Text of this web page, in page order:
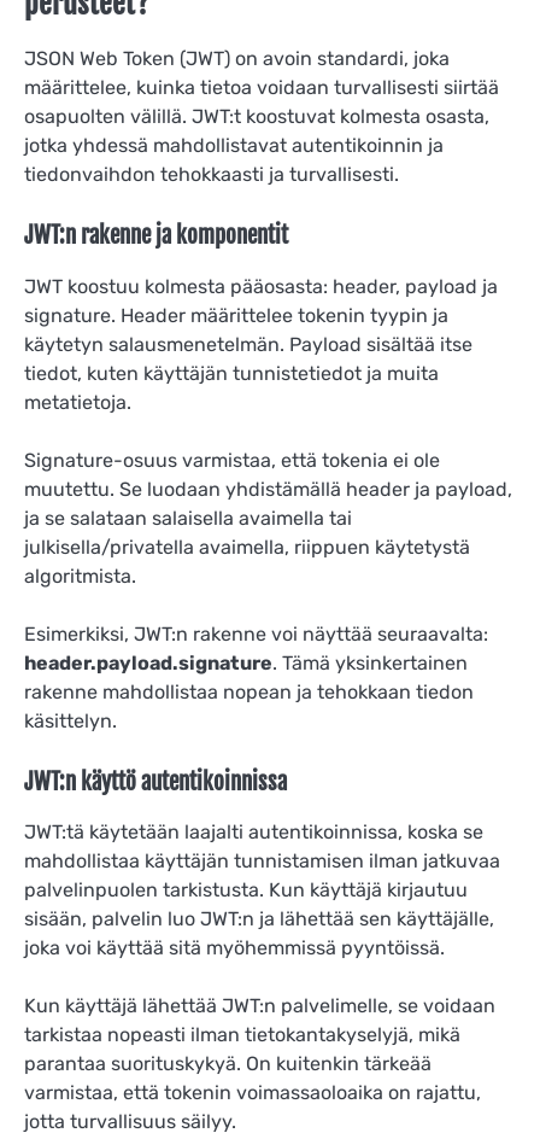
JSON Web Token (JWT) on avoin standardi, joka
määrittelee, kuinka tietoa voidaan turvallisesti siirtää
osapuolten välillä. JWT:t koostuvat kolmesta osasta,
jotka yhdessä mahdollistavat autentikoinnin ja
tiedonvaihdon tehokkaasti ja turvallisesti.
JWT:n rakenne ja komponentit
JWT koostuu kolmesta pääosasta: header, payload ja
signature. Header määrittelee tokenin tyypin ja
käytetyn salausmenetelmän. Payload sisältää itse
tiedot, kuten käyttäjän tunnistetiedot ja muita
metatietoja.
Signature-osuus varmistaa, että tokenia ei ole
muutettu. Se luodaan yhdistämällä header ja payload,
ja se salataan salaisella avaimella tai
julkisella/privatella avaimella, riippuen käytetystä
algoritmista.
Esimerkiksi, JWT:n rakenne voi näyttää seuraavalta:
header.payload.signature. Tämä yksinkertainen
rakenne mahdollistaa nopean ja tehokkaan tiedon
käsittelyn.
JWT:n käyttö autentikoinnissa
JWT:tä käytetään laajalti autentikoinnissa, koska se
mahdollistaa käyttäjän tunnistamisen ilman jatkuvaa
palvelinpuolen tarkistusta. Kun käyttäjä kirjautuu
sisään, palvelin luo JWT:n ja lähettää sen käyttäjälle,
joka voi käyttää sitä myöhemmissä pyyntöissä.
Kun käyttäjä lähettää JWT:n palvelimelle, se voidaan
tarkistaa nopeasti ilman tietokantakyselyjä, mikä
parantaa suorituskykyä. On kuitenkin tärkeää
varmistaa, että tokenin voimassaoloaika on rajattu,
jotta turvallisuus säilyy.